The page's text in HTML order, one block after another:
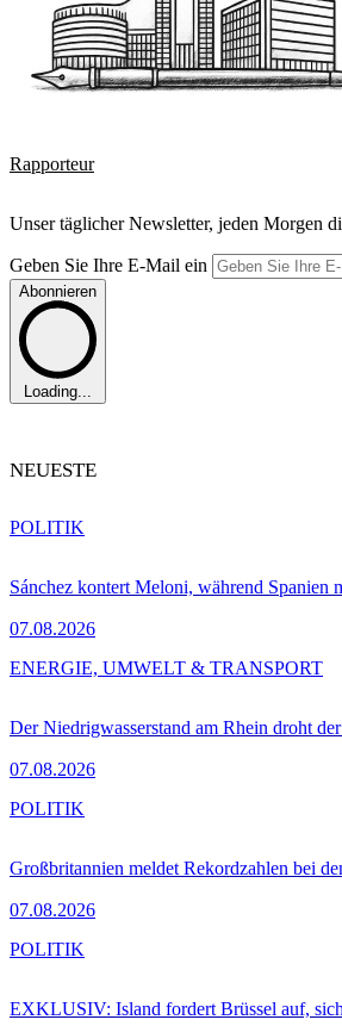
Rapporteur
Unser täglicher Newsletter, jeden Morgen
Geben Sie Ihre E-Mail ein
Abonnieren
Loading...
NEUESTE
Sánchez kontert Meloni, während Spanien
07.08.2026
POLITIK
Der Niedrigwasserstand am Rhein droht
07.08.2026
ENERGIE, UMWELT & TRANSPORT
Großbritannien meldet Rekordzahlen bei
07.08.2026
POLITIK
EXKLUSIV: Island fordert Brüssel auf,
POLITIK